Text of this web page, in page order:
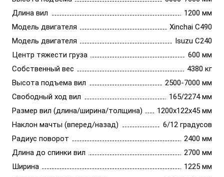
Длина вил
1200 мм
Модель двигателя
Xinchai С490
Модель двигателя
Isuzu C240
Центр тяжести груза
600 мм
Собственный вес
4380 кг
Высота подъема вил
2500-7000 мм
Свободный ход вил
165/2274 мм
Размер вил (длина/ширина/толщина)
1200х122х45 мм
Наклон мачты (вперед/назад)
6/12 градусов
Радиус поворот
2400 мм
Длина до спинки вил
2700 мм
Ширина
1225 мм